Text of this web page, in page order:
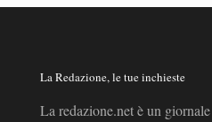
La Redazione, le tue inchieste
La redazione.net è un